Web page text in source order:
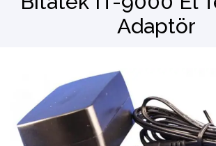
El Terminali
Adaptör